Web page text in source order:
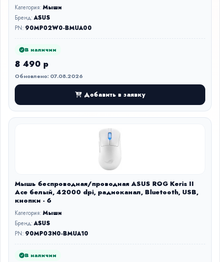
Категория:Мыши
Бренд:ASUS
PN: 90MP02W0-BMUA00
В наличии
8 490 р
Обновлено: 07.08.2026
Добавить в заявку
Мышь беспроводная/проводная ASUS ROG Keris II
Ace белый, 42000 dpi, радиоканал, Bluetooth, USB,
кнопки - 6
Категория:Мыши
Бренд:ASUS
PN: 90MP03N0-BMUA10
В наличии